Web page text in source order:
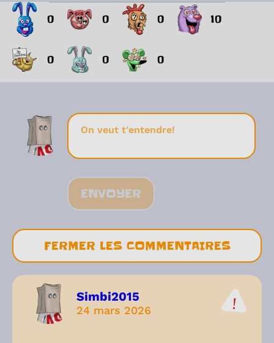
0 0 0 10
0 0 0
ENVOYER
FERMER LES COMMENTAIRES
Simbi2015
24 mars 2026